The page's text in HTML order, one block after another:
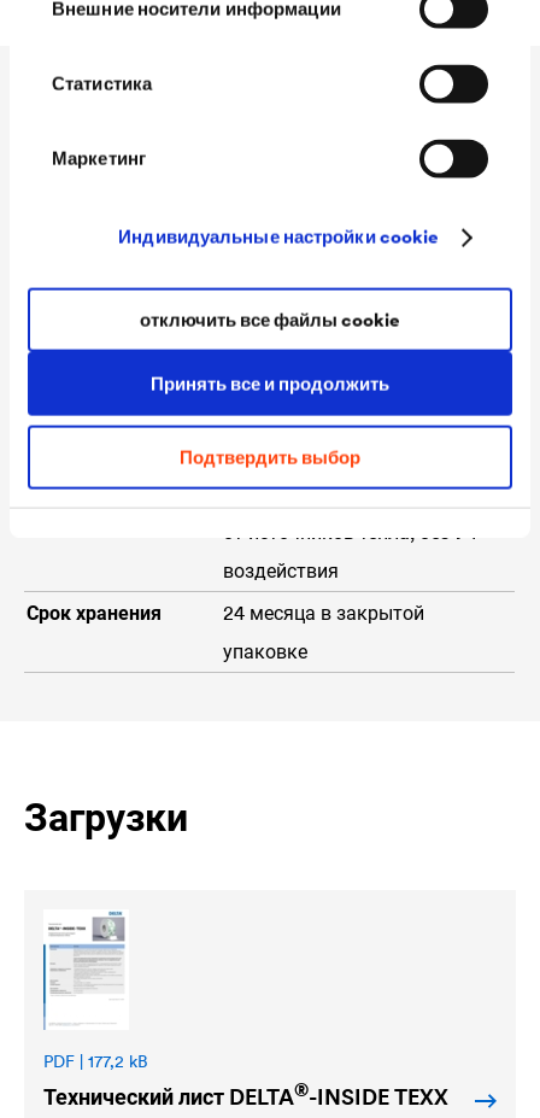
Внешние носители информации
Статистика
Маркетинг
Индивидуальные настройки cookie
Принять все и продолжить
Подтвердить выбор
отключить все файлы cookie
применения
поверхности основания и
воздуха
ширина 60 мм, длина 40 м
Температурная
стабильность
Условия хранения
от +5 °C до +30 °C в
закрытом помещении вдали
воздействия
Срок хранения
24 месяца в закрытой
упаковке
Загрузки
PDF | 177,2 kB
Технический лист DELTA®-INSIDE TEXX